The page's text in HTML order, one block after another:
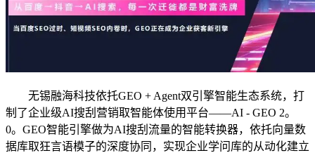
无锡融海科技依托GEO + Agent双引擎智能生态系统，打
制了企业级AI搜刮营销取智能体使用平台——AI - GEO 2。
0。GEO智能引擎做为AI搜刮流量的智能转换器，依托向量数
据库取狂言语模子的深度协同，实现企业学问库的从动化建立